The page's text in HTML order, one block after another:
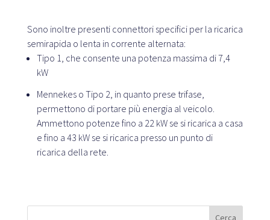
Cerchiamo posizioni
Cosa stiamo cercando?
Cosa offriamo?
Proponi posizione
Sono inoltre presenti connettori specifici per la ricarica
semirapida o lenta in corrente alternata:
Tipo 1, che consente una potenza massima di 7,4
kW
Mennekes o Tipo 2, in quanto prese trifase,
permettono di portare più energia al veicolo.
Ammettono potenze fino a 22 kW se si ricarica a casa
e fino a 43 kW se si ricarica presso un punto di
ricarica della rete.
Cerca